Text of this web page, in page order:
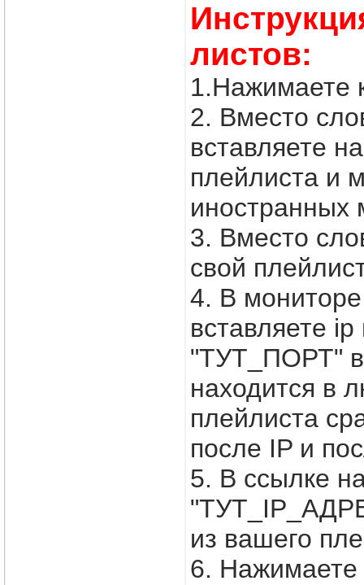
листов:
1.Нажимаете
2. Вместо
вставляете
плейлиста и
иностранных
3. Вместо
свой
4. В
вставляете
"ТУТ_ПОРТ"
находится в
плейлиста
после IP и
5. В ссылке
из вашего
6. Нажимаете